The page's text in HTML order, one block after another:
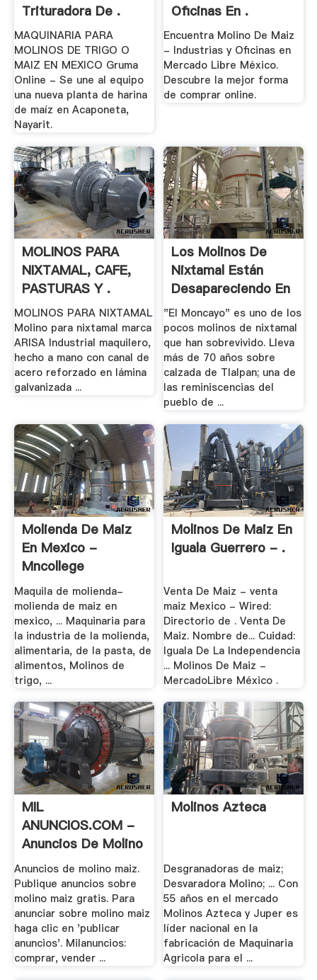
Trituradora De .
MAQUINARIA PARA
MOLINOS DE TRIGO O
MAIZ EN MEXICO Gruma
Online - Se une al equipo
una nueva planta de harina
de maíz en Acaponeta,
Nayarit.
Oficinas En .
Encuentra Molino De Maiz
- Industrias y Oficinas en
Mercado Libre México.
Descubre la mejor forma
de comprar online.
MOLINOS PARA
NIXTAMAL, CAFE,
PASTURAS Y .
MOLINOS PARA NIXTAMAL
Molino para nixtamal marca
ARISA Industrial maquilero,
hecho a mano con canal de
acero reforzado en lámina
galvanizada ...
Los Molinos De
Nixtamal Están
Desapareciendo En
.
"El Moncayo" es uno de los
pocos molinos de nixtamal
que han sobrevivido. Lleva
más de 70 años sobre
calzada de Tlalpan; una de
las reminiscencias del
pueblo de ...
Molienda De Maiz
En Mexico -
Mncollege
Maquila de molienda-
molienda de maiz en
mexico, ... Maquinaria para
la industria de la molienda,
alimentaria, de la pasta, de
alimentos, Molinos de
trigo, ...
Molinos De Maiz En
Iguala Guerrero - .
Venta De Maiz - venta
maiz Mexico - Wired:
Directorio de . Venta De
Maiz. Nombre de... Cuidad:
Iguala De La Independencia
... Molinos De Maiz -
MercadoLibre México .
MIL
ANUNCIOS.COM -
Anuncios De Molino
Maiz .
Anuncios de molino maiz.
Publique anuncios sobre
molino maiz gratis. Para
anunciar sobre molino maiz
haga clic en 'publicar
anuncios'. Milanuncios:
comprar, vender ...
Molinos Azteca
Desgranadoras de maiz;
Desvaradora Molino; ... Con
55 años en el mercado
Molinos Azteca y Juper es
líder nacional en la
fabricación de Maquinaria
Agricola para el ...